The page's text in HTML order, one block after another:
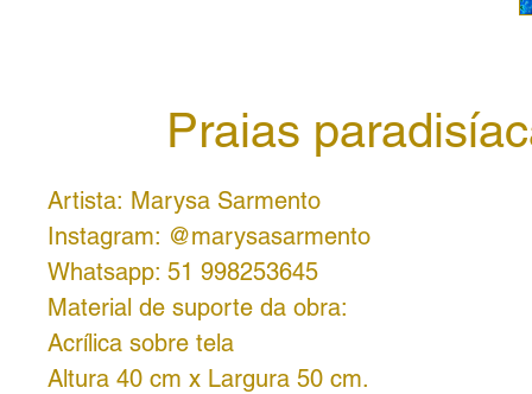
Praias
Artista: Marysa Sarmento
Instagram: @marysasarmento
Whatsapp: 51 998253645
Material de suporte da obra:
Acrílica sobre tela
Altura 40 cm x Largura 50 cm.